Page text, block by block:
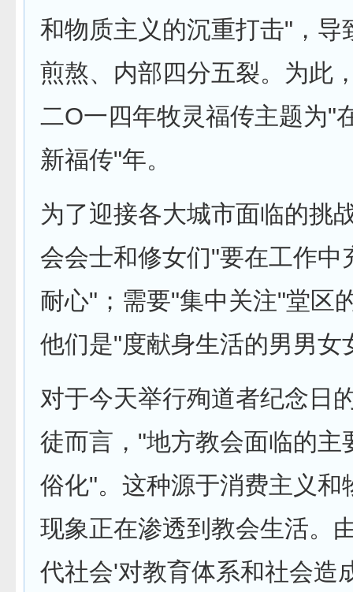
和物质主义的沉重打击"，导
煎熬、内部四分五裂。为此
二O一四年牧灵福传主题为"
新福传"年。
为了迎接各大城市面临的挑
会会士和修女们"要在工作中
耐心"；需要"集中关注"堂区
他们是"度献身生活的男男女
对于今天举行殉道者纪念日
徒而言，"地方教会面临的主
俗化"。这种源于消费主义和
现象正在渗透到教会生活。
代社会'对教育体系和社会造